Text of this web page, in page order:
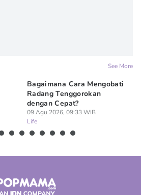
See More
Bagaimana Cara Mengobati
Radang Tenggorokan
dengan Cepat?
09 Agu 2026, 09:33 WIB
Life